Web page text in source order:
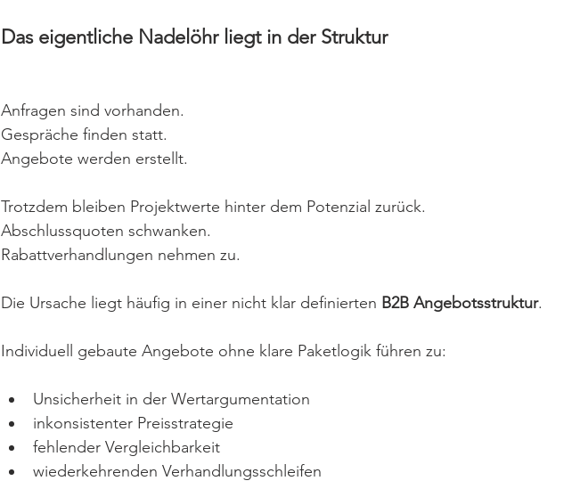
Das eigentliche Nadelöhr liegt in der Struktur
Anfragen sind vorhanden.
Gespräche finden statt.
Angebote werden erstellt.
Trotzdem bleiben Projektwerte hinter dem Potenzial zurück.
Abschlussquoten schwanken.
Rabattverhandlungen nehmen zu.
Die Ursache liegt häufig in einer nicht klar definierten B2B Angebotsstruktur.
Individuell gebaute Angebote ohne klare Paketlogik führen zu:
Unsicherheit in der Wertargumentation
inkonsistenter Preisstrategie
fehlender Vergleichbarkeit
wiederkehrenden Verhandlungsschleifen